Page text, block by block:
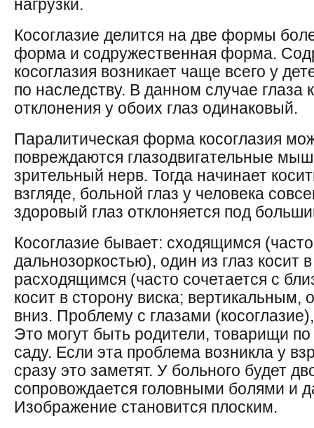
нагрузки.
Косоглазие делится на две формы
форма и содружественная форма.
косоглазия возникает чаще всего у
по наследству. В данном случае глаза
отклонения у обоих глаз одинаковый.
Паралитическая форма косоглазия
повреждаются глазодвигательные
зрительный нерв. Тогда начинает
взгляде, больной глаз у человека
здоровый глаз отклоняется под
Косоглазие бывает: сходящимся
дальнозоркостью), один из глаз косит
расходящимся (часто сочетается с
косит в сторону виска; вертикальным,
вниз. Проблему с глазами
Это могут быть родители, товарищи
саду. Если эта проблема возникла у
сразу это заметят. У больного будет
сопровождается головными болями и
Изображение становится плоским.